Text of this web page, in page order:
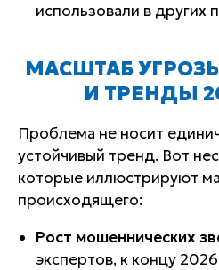
использовали в других
МАСШТАБ
И ТРЕНДЫ
Проблема не носит
устойчивый тренд. Вот
которые иллюстрируют
происходящего:
Рост мошеннических
экспертов, к концу